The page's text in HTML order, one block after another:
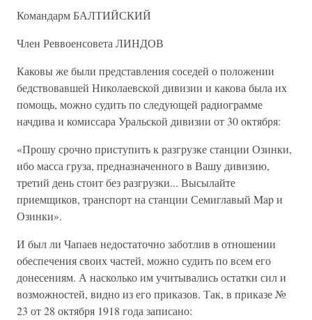
Командарм БАЛТИЙСКИЙ
Член Реввоенсовета ЛИНДОВ
Каковы же были представления соседей о положении
бедствовавшей Николаевской дивизии и какова была их
помощь, можно судить по следующей радиограмме
начдива и комиссара Уральской дивизии от 30 октября:
«Прошу срочно приступить к разгрузке станции Озинки,
ибо масса груза, предназначенного в Вашу дивизию,
третий день стоит без разгрузки... Высылайте
приемщиков, транспорт на станции Семиглавый Map и
Озинки».
И был ли Чапаев недостаточно заботлив в отношении
обеспечения своих частей, можно судить по всем его
донесениям. А насколько им учитывались остатки сил и
возможностей, видно из его приказов. Так, в приказе №
23 от 28 октября 1918 года записано: